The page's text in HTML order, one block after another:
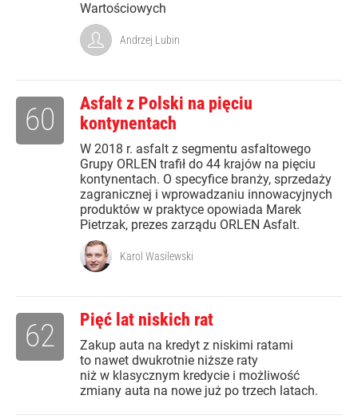
Wartościowych
Andrzej Lubin
Asfalt z Polski na pięciu
kontynentach
W 2018 r. asfalt z segmentu asfaltowego
Grupy ORLEN trafił do 44 krajów na pięciu
kontynentach. O specyfice branży, sprzedaży
zagranicznej i wprowadzaniu innowacyjnych
produktów w praktyce opowiada Marek
Pietrzak, prezes zarządu ORLEN Asfalt.
60
Karol Wasilewski
Pięć lat niskich rat
Zakup auta na kredyt z niskimi ratami
to nawet dwukrotnie niższe raty
niż w klasycznym kredycie i możliwość
zmiany auta na nowe już po trzech latach.
62